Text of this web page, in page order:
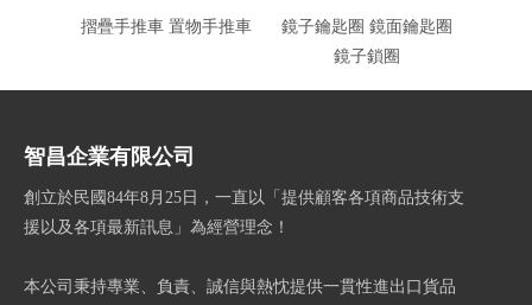
摺疊手推車 置物手推車
鏡子鑰匙圈 鏡面鑰匙圈
鏡子鎖圈
智昌企業有限公司
創立於民國84年8月25日，一直以「提供顧客各項商品技術支
援以及各項最新訊息」為經營理念！
本公司秉持專業、負責、誠信與熱忱提供一貫性進出口貨品